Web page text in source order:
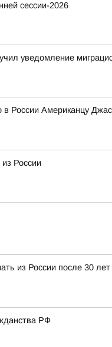
сессии-2026
уведомление
России Американцу
России
из России после 30
РФ